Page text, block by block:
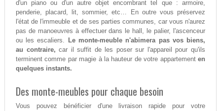
d'un piano ou d'un autre objet encombrant tel que : armoire,
penderie, placard, lit, sommier, etc… En outre vous préservez
l'état de l'immeuble et de ses parties communes, car vous n'aurez
pas de manoeuvres à effectuer dans le hall, le palier, l'ascenceur
ou les escaliers.
Le monte-meuble n'abimera pas vos biens,
au contraire, car il suffit de les poser sur l'appareil pour qu'ils
terminent comme par magie à la hauteur de votre appartementen
quelques instants.
Des monte-meubles pour chaque besoin
Vous pouvez bénéficier d'une livraison rapide pour votre